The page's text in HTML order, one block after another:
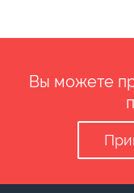
Вы можете